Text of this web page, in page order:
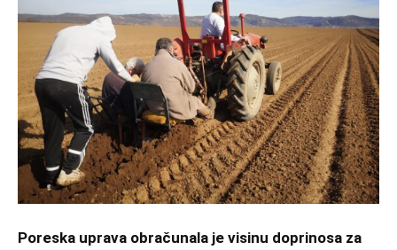
Poreska uprava obračunala je visinu doprinosa za